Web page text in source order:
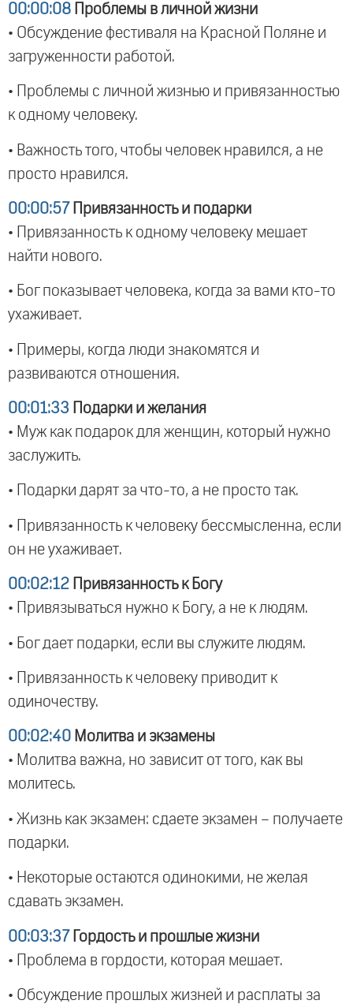
00:00:08 Проблемы в личной жизни
• Обсуждение фестиваля на Красной Поляне и
загруженности работой.
• Проблемы с личной жизнью и привязанностью
к одному человеку.
• Важность того, чтобы человек нравился, а не
просто нравился.
00:00:57 Привязанность и подарки
• Привязанность к одному человеку мешает
найти нового.
• Бог показывает человека, когда за вами кто-то
ухаживает.
• Примеры, когда люди знакомятся и
развиваются отношения.
00:01:33 Подарки и желания
• Муж как подарок для женщин, который нужно
заслужить.
• Подарки дарят за что-то, а не просто так.
• Привязанность к человеку бессмысленна, если
он не ухаживает.
00:02:12 Привязанность к Богу
• Привязываться нужно к Богу, а не к людям.
• Бог дает подарки, если вы служите людям.
• Привязанность к человеку приводит к
одиночеству.
00:02:40 Молитва и экзамены
• Молитва важна, но зависит от того, как вы
молитесь.
• Жизнь как экзамен: сдаете экзамен – получаете
подарки.
• Некоторые остаются одинокими, не желая
сдавать экзамен.
00:03:37 Гордость и прошлые жизни
• Проблема в гордости, которая мешает.
• Обсуждение прошлых жизней и расплаты за